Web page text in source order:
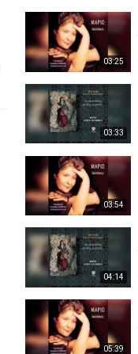
03:25
03:33
03:54
04:14
05:39